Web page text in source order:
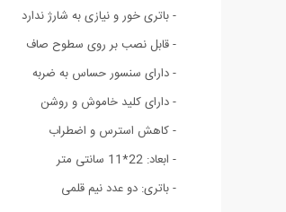
- باتری خور و نیازی به شارژ ندارد
- قابل نصب بر روی سطوح صاف
- دارای سنسور حساس به ضربه
- دارای کلید خاموش و روشن
- کاهش استرس و اضطراب
- ابعاد: 22*11 سانتی متر
- باتری: دو عدد نیم قلمی